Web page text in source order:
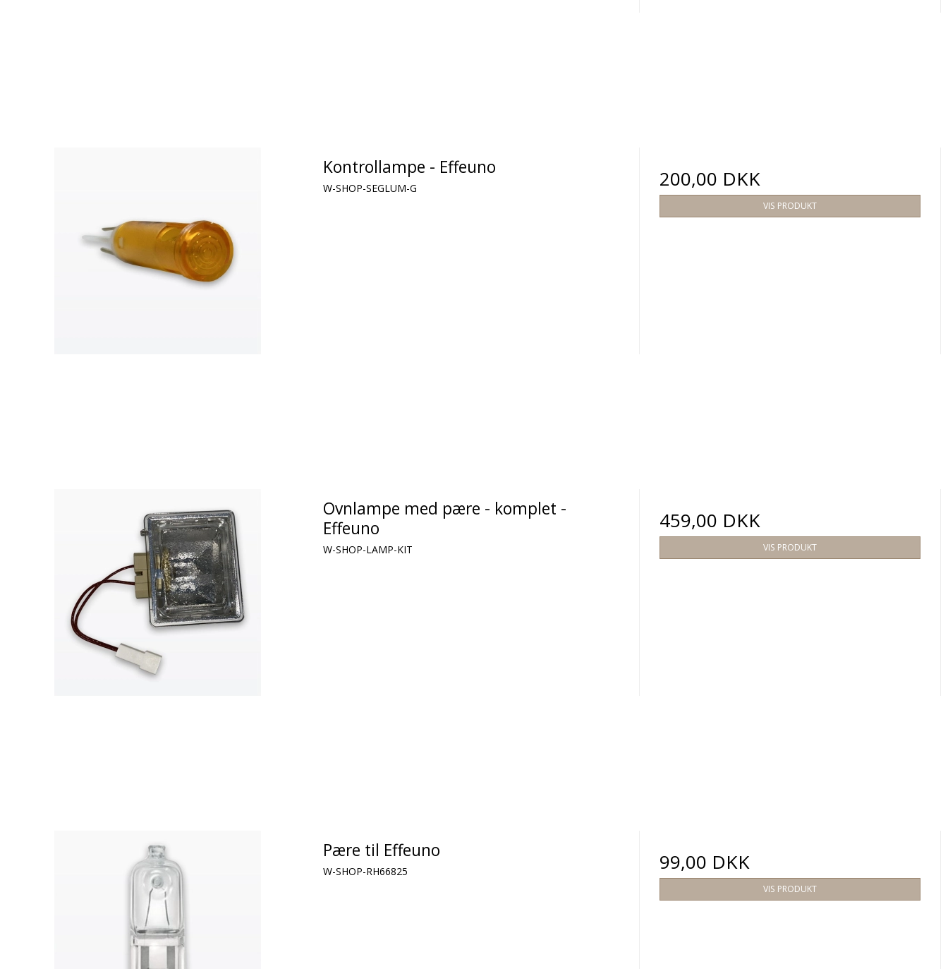
Kontrollampe - Effeuno
W-SHOP-SEGLUM-G 200,00 DKK
VIS PRODUKT
Ovnlampe med pære - komplet -
Effeuno
W-SHOP-LAMP-KIT
459,00 DKK
VIS PRODUKT
Pære til Effeuno
W-SHOP-RH66825 99,00 DKK
VIS PRODUKT